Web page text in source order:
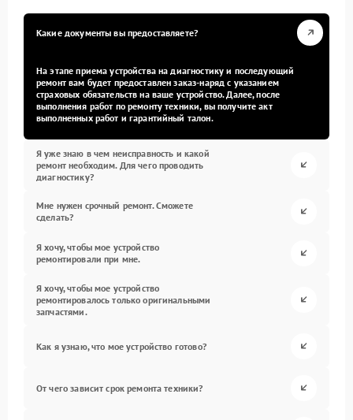
Какие документы вы предоставляете?
На этапе приема устройства на диагностику и последующий
ремонт вам будет предоставлен заказ-наряд с указанием
страховых обязательств на ваше устройство. Далее, после
выполнения работ по ремонту техники, вы получите акт
выполненных работ и гарантийный талон.
Я уже знаю в чем неисправность и какой
ремонт необходим. Для чего проводить
диагностику?
Мне нужен срочный ремонт. Сможете
сделать?
Я хочу, чтобы мое устройство
ремонтировали при мне.
Я хочу, чтобы мое устройство
ремонтировалось только оригинальными
запчастями.
Как я узнаю, что мое устройство готово?
От чего зависит срок ремонта техники?